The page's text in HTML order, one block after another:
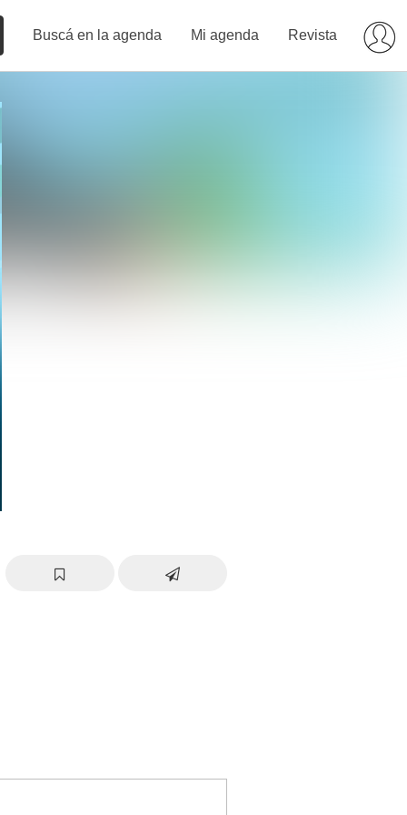
Buscá en la agenda Mi agenda Revista